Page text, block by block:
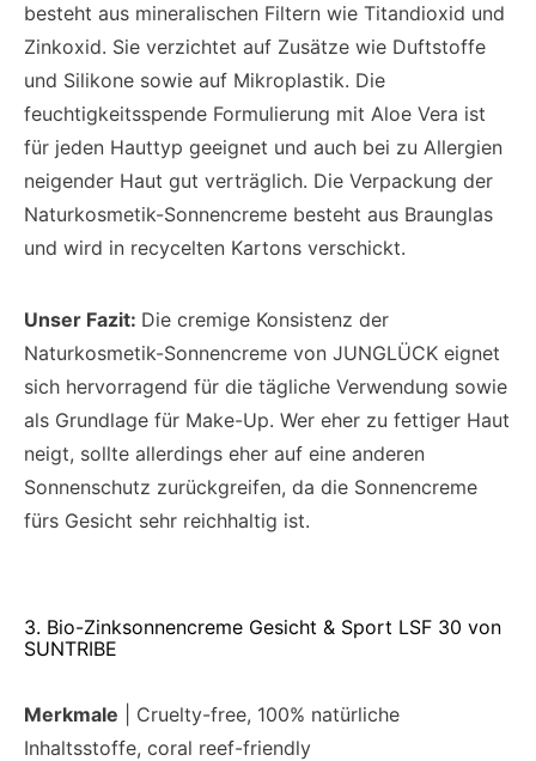
besteht aus mineralischen Filtern wie Titandioxid und
Zinkoxid. Sie verzichtet auf Zusätze wie Duftstoffe
und Silikone sowie auf Mikroplastik. Die
feuchtigkeitsspende Formulierung mit Aloe Vera ist
für jeden Hauttyp geeignet und auch bei zu Allergien
neigender Haut gut verträglich. Die Verpackung der
Naturkosmetik-Sonnencreme besteht aus Braunglas
und wird in recycelten Kartons verschickt.
Unser Fazit: Die cremige Konsistenz der
Naturkosmetik-Sonnencreme von JUNGLÜCK eignet
sich hervorragend für die tägliche Verwendung sowie
als Grundlage für Make-Up. Wer eher zu fettiger Haut
neigt, sollte allerdings eher auf eine anderen
Sonnenschutz zurückgreifen, da die Sonnencreme
fürs Gesicht sehr reichhaltig ist.
3. Bio-Zinksonnencreme Gesicht & Sport LSF 30 von
SUNTRIBE
Merkmale | Cruelty-free, 100% natürliche
Inhaltsstoffe, coral reef-friendly